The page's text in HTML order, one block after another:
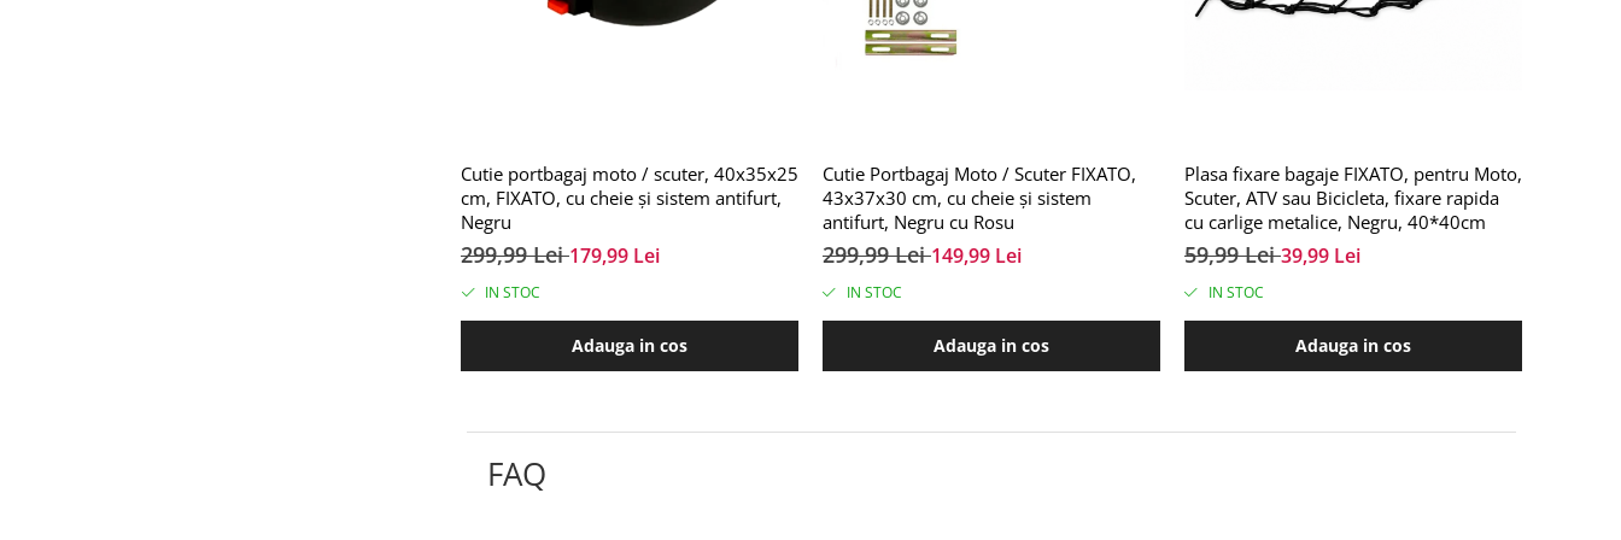
Cutie portbagaj moto / scuter, 40x35x25
cm, FIXATO, cu cheie și sistem antifurt,
Negru
299,99 Lei179,99 Lei
IN STOC
Adauga in cos
Cutie Portbagaj Moto / Scuter FIXATO,
43x37x30 cm, cu cheie și sistem
antifurt, Negru cu Rosu
299,99 Lei149,99 Lei
IN STOC
Adauga in cos
Plasa fixare bagaje FIXATO, pentru Moto,
Scuter, ATV sau Bicicleta, fixare rapida
cu carlige metalice, Negru, 40*40cm
59,99 Lei39,99 Lei
IN STOC
Adauga in cos
FAQ